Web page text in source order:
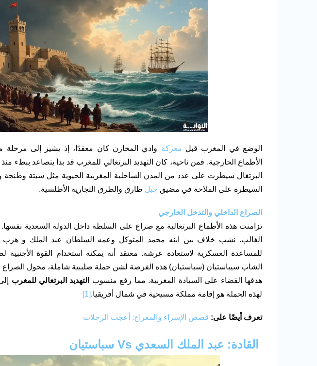
الوضع في المغرب قبل معركة وادي المخازن كان معقدًا، إذ يشير إلى مرحلة
الأطماع الخارجية. فمن ناحية، كان التهديد البرتغالي للمغرب قد بدأ يتصاعد ببطء
البرتغال سيطرت على عدد من المدن الساحلية المغربية الحيوية مثل سبتة وطنجة
السيطرة على الملاحة في مضيق جبل طارق والطرق التجارية الأطلسية.
الصراع الداخلي والتدخل الخارجي
تزامنت هذه الأطماع البرتغالية مع صراع على السلطة داخل الدولة السعدية نفسها.
الغالب. نشب خلاف بين ابنه محمد المتوكل وعمه السلطان عبد الملك و هرب
للمساعدة العسكرية لاستعادة عرشه. معتقد أنه يمكنه استخدام القوة الأجنبية
الشاب سيباستيان (سباستيان) هذه الفرصة لشن حملة صليبية شاملة، محول الصراع
هدفها القضاء على السيادة المغربية. مما رفع منسوب
التهديد البرتغالي للمغرب
لهذه الحملة هو إقامة مملكة مسيحية في شمال أفريقيا.[1]
تعرف أيضًا على: قصص الإسراء والمعراج: أعجب الرحلات
القادة: عبد الملك السعدي Vs سباستيان